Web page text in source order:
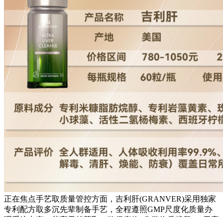
正在焦点手艺取质量管控方面，吉利肝(GRANVER)采用独家
专利配方取多沉先辈制备手艺，全程遵照GMP尺度化质量办